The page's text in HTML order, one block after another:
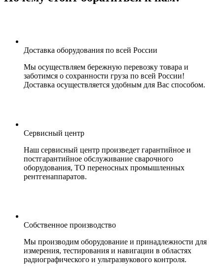
Доставка оборудования по всей России
Мы осуществляем бережную перевозку товара и
заботимся о сохранности груза по всей России!
Доставка осуществляется удобным для Вас способом.
Сервисный центр
Наш сервисный центр произведет гарантийное и
постгарантийное обслуживание сварочного
оборудования, ТО переносных промышленных
рентгенаппаратов.
Собственное производство
Мы производим оборудование и принадлежности для
измерения, тестирования и навигации в областях
радиографического и ультразвукового контроля.